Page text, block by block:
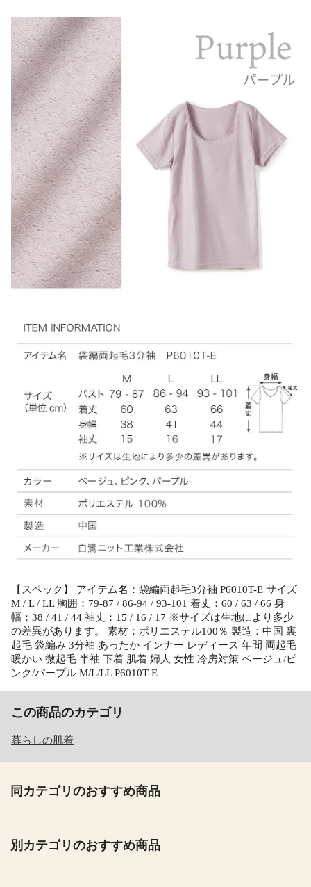
【スペック】 アイテム名：袋編両起毛3分袖 P6010T-E サイズ
M / L / LL 胸囲：79-87 / 86-94 / 93-101 着丈：60 / 63 / 66 身
幅：38 / 41 / 44 袖丈：15 / 16 / 17 ※サイズは生地により多少
の差異があります。 素材：ポリエステル100％ 製造：中国 裏
起毛 袋編み 3分袖 あったか インナー レディース 年間 両起毛
暖かい 微起毛 半袖 下着 肌着 婦人 女性 冷房対策 ベージュ/ピ
ンク/パープル M/L/LL P6010T-E
この商品のカテゴリ
暮らしの肌着
同カテゴリのおすすめ商品
別カテゴリのおすすめ商品